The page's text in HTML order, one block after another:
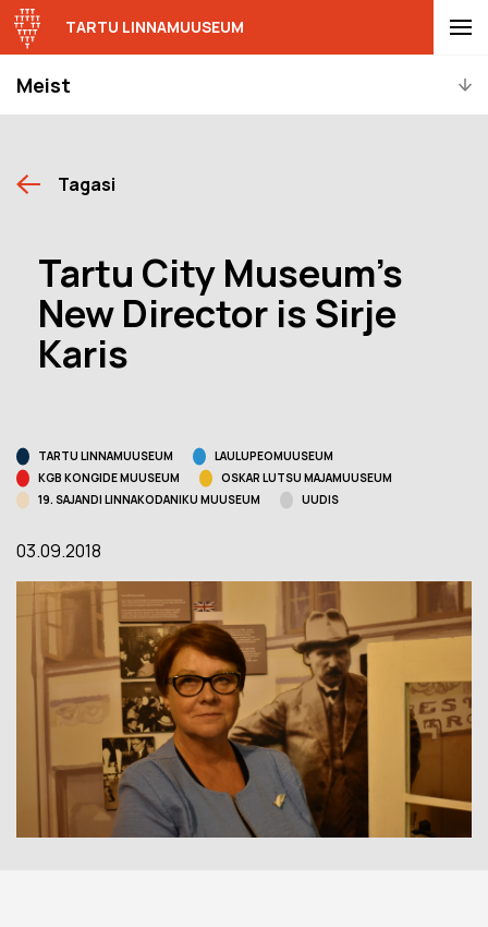
Meist
TARTU LINNAMUUSEUM
Tagasi
Tartu City Museum’s
New Director is Sirje
Karis
TARTU LINNAMUUSEUM
LAULUPEOMUUSEUM
KGB KONGIDE MUUSEUM
OSKAR LUTSU MAJAMUUSEUM
19. SAJANDI LINNAKODANIKU MUUSEUM
UUDIS
03.09.2018